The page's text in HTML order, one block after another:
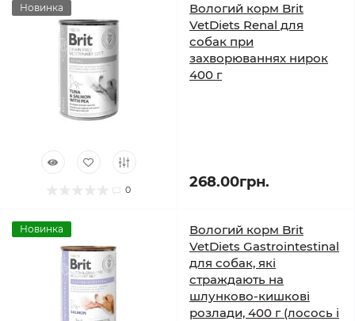
Новинка
0
Вологий корм Brit
VetDiets Renal для
собак при
захворюваннях нирок
400 г
268.00грн.
Новинка
Вологий корм Brit
VetDiets Gastrointestinal
для собак, які
страждають на
шлунково-кишкові
розлади, 400 г (лосось і